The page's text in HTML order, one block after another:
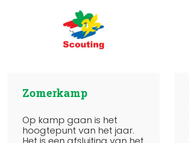
Zomerkamp
Op kamp gaan is het
hoogtepunt van het jaar.